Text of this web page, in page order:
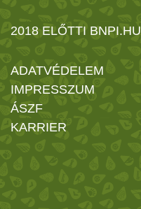
2018 ELŐTTI BNPI.HU
ADATVÉDELEM
IMPRESSZUM
ÁSZF
KARRIER